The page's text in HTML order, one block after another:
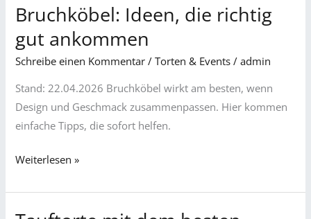
Bruchköbel: Ideen, die richtig
gut ankommen
Schreibe einen Kommentar /Torten & Events /admin
Stand: 22.04.2026 Bruchköbel wirkt am besten, wenn
Design und Geschmack zusammenpassen. Hier kommen
einfache Tipps, die sofort helfen.
Bruchköbel:
die
richtig
gut
ankommen
Weiterlesen »